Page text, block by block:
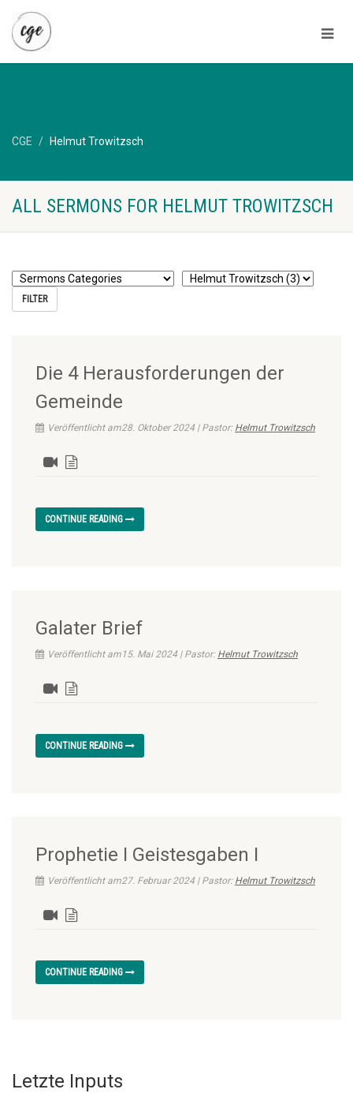
CGE Helmut Trowitzsch
ALL SERMONS FOR HELMUT TROWITZSCH
Die 4 Herausforderungen der
Gemeinde
Veröffentlicht am28. Oktober 2024 | Pastor: Helmut Trowitzsch
CONTINUE READING
Galater Brief
Veröffentlicht am15. Mai 2024 | Pastor: Helmut Trowitzsch
CONTINUE READING
Prophetie I Geistesgaben I
Veröffentlicht am27. Februar 2024 | Pastor: Helmut Trowitzsch
CONTINUE READING
Letzte Inputs